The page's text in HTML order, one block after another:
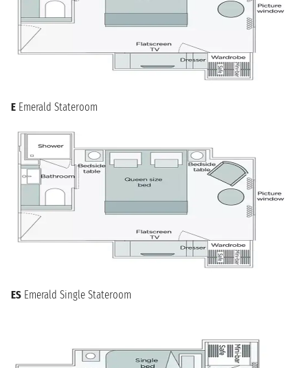
E Emerald Stateroom
ES Emerald Single Stateroom